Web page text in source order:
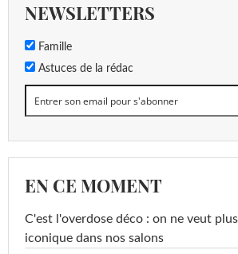
NEWSLETTERS
Famille
Astuces de la rédac
EN CE MOMENT
C'est l'overdose déco : on ne veut
iconique dans nos salons